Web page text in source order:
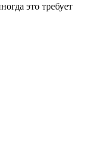
это требует